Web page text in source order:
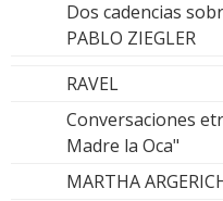
Dos cadencias
PABLO ZIEGLER
RAVEL
Conversaciones
Madre la Oca"
MARTHA